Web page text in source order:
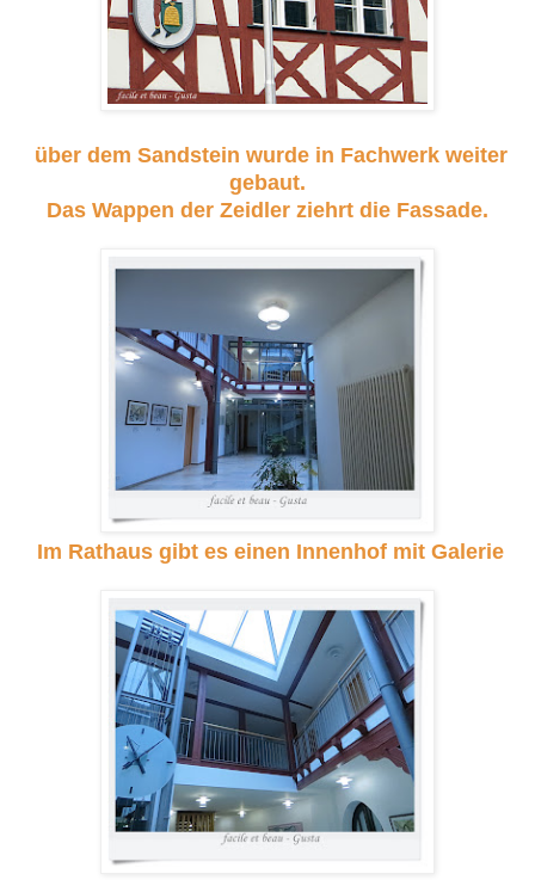
über dem Sandstein wurde in Fachwerk weiter
gebaut.
Das Wappen der Zeidler ziehrt die Fassade.
Im Rathaus gibt es einen Innenhof mit Galerie